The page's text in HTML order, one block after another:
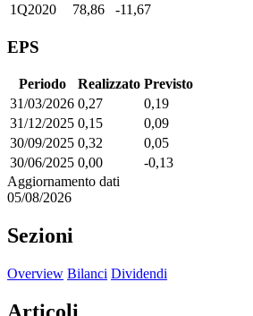
1Q2020
78,86 -11,67
EPS
Periodo Realizzato Previsto
31/03/2026 0,27
0,19
31/12/2025 0,15
0,09
30/09/2025 0,32
0,05
30/06/2025 0,00
-0,13
Aggiornamento dati
05/08/2026
Sezioni
Overview Bilanci Dividendi